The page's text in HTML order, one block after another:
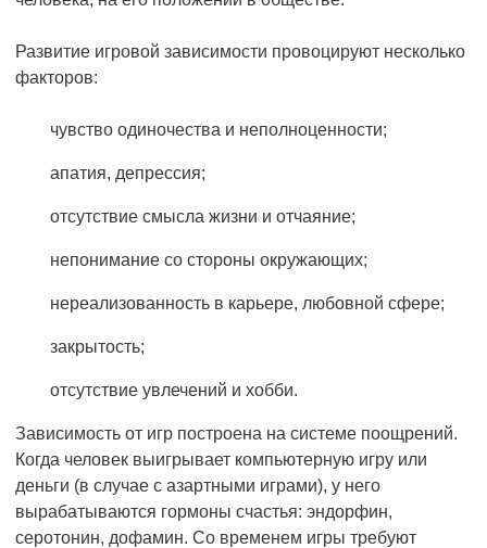
Развитие игровой зависимости провоцируют несколько
факторов:
чувство одиночества и неполноценности;
апатия, депрессия;
отсутствие смысла жизни и отчаяние;
непонимание со стороны окружающих;
нереализованность в карьере, любовной сфере;
закрытость;
отсутствие увлечений и хобби.
Зависимость от игр построена на системе поощрений.
Когда человек выигрывает компьютерную игру или
деньги (в случае с азартными играми), у него
вырабатываются гормоны счастья: эндорфин,
серотонин, дофамин. Со временем игры требуют